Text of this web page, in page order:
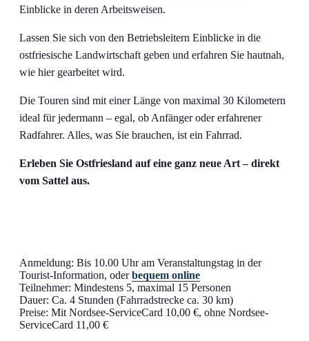
Einblicke in deren Arbeitsweisen.
Lassen Sie sich von den Betriebsleitern Einblicke in die
ostfriesische Landwirtschaft geben und erfahren Sie hautnah,
wie hier gearbeitet wird.
Die Touren sind mit einer Länge von maximal 30 Kilometern
ideal für jedermann – egal, ob Anfänger oder erfahrener
Radfahrer. Alles, was Sie brauchen, ist ein Fahrrad.
Erleben Sie Ostfriesland auf eine ganz neue Art – direkt
vom Sattel aus.
Anmeldung: Bis 10.00 Uhr am Veranstaltungstag in der
Tourist-Information, oderbequem online
Teilnehmer: Mindestens 5, maximal 15 Personen
Dauer: Ca. 4 Stunden (Fahrradstrecke ca. 30 km)
Preise: Mit Nordsee-ServiceCard 10,00 €, ohne Nordsee-
ServiceCard 11,00 €